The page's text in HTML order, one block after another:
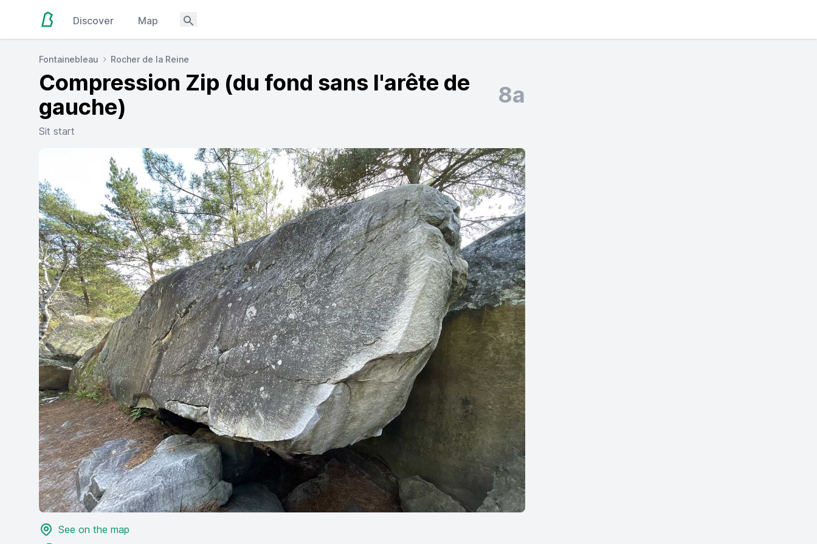
Discover Map
Fontainebleau Rocher de la Reine
Compression Zip (du fond sans l'arête de
gauche)
8a
Sit start
See on the map